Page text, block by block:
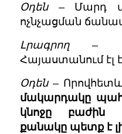
Օդեն– Մարդ
ոչնչացման
Լրագրող–
Հայաստանում էլ է
Օդեն– Որովհետև
մակարդակը
կնոջը բաժին
քանակը պետք է